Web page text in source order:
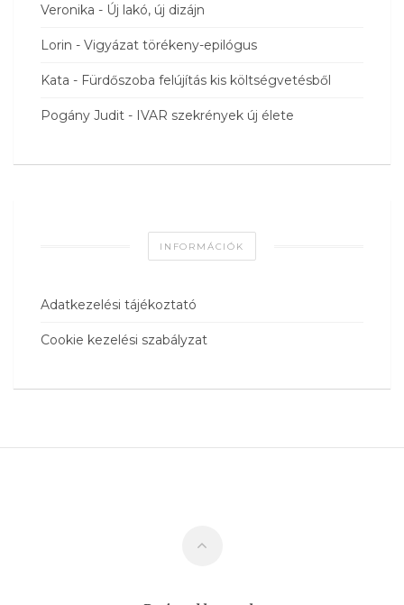
Veronika - Új lakó, új dizájn
Lorin - Vigyázat törékeny-epilógus
Kata - Fürdőszoba felújítás kis költségvetésből
Pogány Judit - IVAR szekrények új élete
INFORMÁCIÓK
Adatkezelési tájékoztató
Cookie kezelési szabályzat